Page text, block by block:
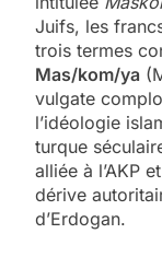
Juifs, les
trois termes
Mas/kom/ya
vulgate
l’idéologie
turque
alliée à l’AKP
dérive
d’Erdogan.